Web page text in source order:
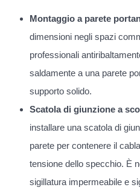
Montaggio a parete
dimensioni negli spazi
professionali
saldamente a una parete
supporto solido.
Scatola di giunzione a
installare una scatola di
parete per contenere il
tensione dello specchio. È
sigillatura impermeabile e